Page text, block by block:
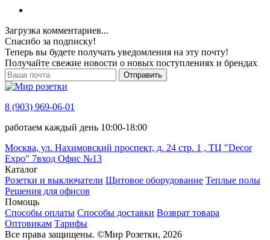
Загрузка комментариев...
Спасибо за подписку!
Теперь вы будете получать уведомления на эту почту!
Получайте свежие новости о новых поступлениях и брендах
Отправить
8 (903) 969-06-01
работаем каждый день 10:00-18:00
Москва, ул. Нахимовский проспект, д. 24 стр. 1 , ТЦ "Decor
Expo" 7вход Офис №13
Каталог
Розетки и выключатели Щитовое оборудование Теплые полы
Решения для офисов
Помощь
Способы оплаты Способы доставки Возврат товара
Оптовикам Тарифы
Все права защищены. ©Мир Розетки, 2026